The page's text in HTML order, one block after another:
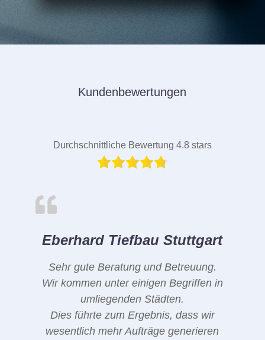
Kundenbewertungen
Durchschnittliche Bewertung 4.8 stars
Eberhard Tiefbau Stuttgart
Sehr gute Beratung und Betreuung.
Wir kommen unter einigen Begriffen in
umliegenden Städten.
Dies führte zum Ergebnis, dass wir
wesentlich mehr Aufträge generieren